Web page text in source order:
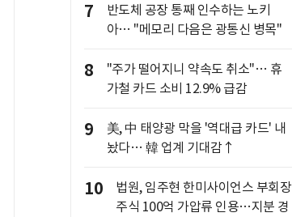
7
반도체 공장 통째 인수하는 노키
아… "메모리 다음은 광통신 병목"
8
"주가 떨어지니 약속도 취소"… 휴
가철 카드 소비 12.9% 급감
9
美, 中 태양광 막을 '역대급 카드' 내
놨다… 韓 업계 기대감↑
10
법원, 임주현 한미사이언스 부회장
주식 100억 가압류 인용…지분 경